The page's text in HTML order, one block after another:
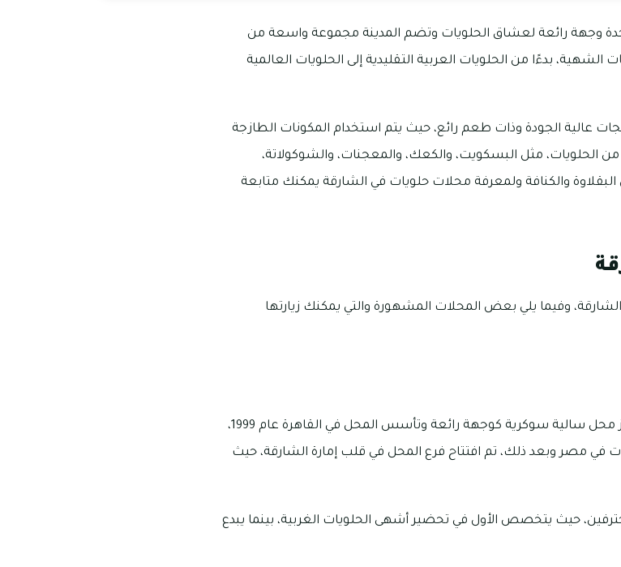
وجهة رائعة لعشاق الحلويات وتضم المدينة مجموعة واسعة من
بدءًا من الحلويات العربية التقليدية إلى الحلويات العالمية
عالية الجودة وذات طعم رائع، حيث يتم استخدام المكونات الطازجة
من الحلويات، مثل البسكويت، والكعك، والمعجنات، والشوكولاتة،
البقلاوة والكنافة ولمعرفة محلات حلويات في الشارقة يمكنك متابعة
وفيما يلي بعض المحلات المشهورة والتي يمكنك زيارتها
من بين قائمة محلات حلويات في الشارقة، يبرز محل سالية سوكرية كوجهة رائعة وتأسس المحل في القاهرة عام 1999،
في مصر وبعد ذلك، تم افتتاح فرع المحل في قلب إمارة الشارقة، حيث
حيث يتخصص الأول في تحضير أشهى الحلويات الغربية، بينما يبدع